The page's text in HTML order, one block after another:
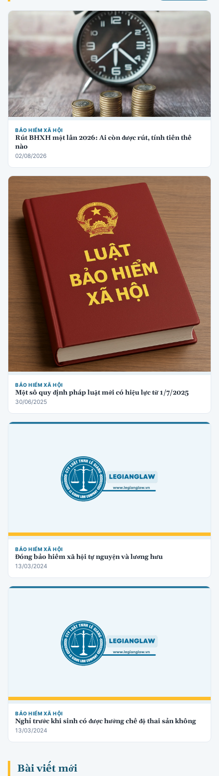
BẢO HIỂM XÃ HỘI
Rút BHXH một lần 2026: Ai còn được rút, tính tiền thế
nào
02/08/2026
BẢO HIỂM XÃ HỘI
Một số quy định pháp luật mới có hiệu lực từ 1/7/2025
30/06/2025
BẢO HIỂM XÃ HỘI
Đóng bảo hiểm xã hội tự nguyện và lương hưu
13/03/2024
BẢO HIỂM XÃ HỘI
Nghỉ trước khi sinh có được hưởng chế độ thai sản không
13/03/2024
Bài viết mới